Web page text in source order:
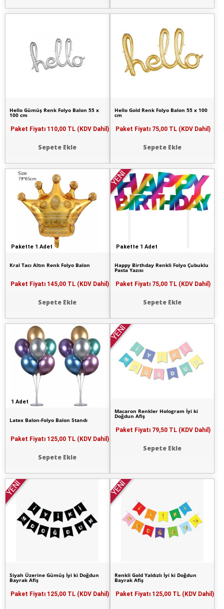
Hello Gümüş Renk Folyo Balon 55 x
100 cm
Paket Fiyatı 110,00 TL (KDV Dahil)
Sepete Ekle
Hello Gold Renk Folyo Balon 55 x 100
cm
Paket Fiyatı 75,00 TL (KDV Dahil)
Sepete Ekle
Pakette 1 Adet
Kral Tacı Altın Renk Folyo Balon
Paket Fiyatı 145,00 TL (KDV Dahil)
Sepete Ekle
Pakette 1 Adet
YENİ
Happy Birthday Renkli Folyo Çubuklu
Pasta Yazısı
Paket Fiyatı 75,00 TL (KDV Dahil)
Sepete Ekle
1 Adet
Latex Balon-Folyo Balon Standı
Paket Fiyatı 125,00 TL (KDV Dahil)
Sepete Ekle
YENİ
Macaron Renkler Hologram İyi ki
Doğdun Afiş
Paket Fiyatı 79,50 TL (KDV Dahil)
Sepete Ekle
YENİ
Siyah Üzerine Gümüş İyi ki Doğdun
Bayrak Afiş
Paket Fiyatı 125,00 TL (KDV Dahil)
YENİ
Renkli Gold Yaldızlı İyi ki Doğdun
Bayrak Afiş
Paket Fiyatı 125,00 TL (KDV Dahil)